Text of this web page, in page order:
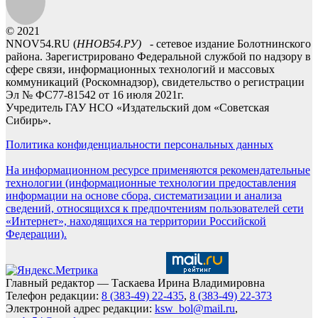
© 2021
NNOV54.RU (ННОВ54.РУ) - сетевое издание Болотнинского
района. Зарегистрировано Федеральной службой по надзору в
сфере связи, информационных технологий и массовых
коммуникаций (Роскомнадзор), свидетельство о регистрации
Эл № ФС77-81542 от 16 июля 2021г.
Учредитель ГАУ НСО «Издательский дом «Советская
Сибирь».
Политика конфиденциальности персональных данных
На информационном ресурсе применяются рекомендательные
технологии (информационные технологии предоставления
информации на основе сбора, систематизации и анализа
сведений, относящихся к предпочтениям пользователей сети
«Интернет», находящихся на территории Российской
Федерации).
Главный редактор — Таскаева Ирина Владимировна
Телефон редакции: 8 (383-49) 22-435, 8 (383-49) 22-373
Электронной адрес редакции: ksw_bol@mail.ru,